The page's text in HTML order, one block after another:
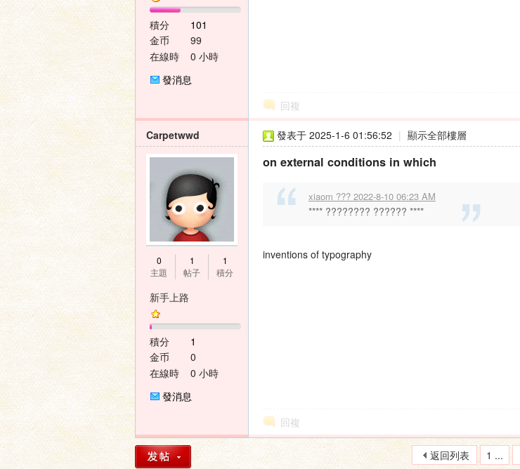
積分
101
金币
99
在線時
0 小時
發消息
回複
Carpetwwd
0
主題
1
帖子
1
積分
新手上路
積分
1
金币
0
在線時
0 小時
發消息
發表于 2025-1-6 01:56:52 | 顯示全部樓層
on external conditions in which
xiaom ??? 2022-8-10 06:23 AM
**** ???????? ?????? ****
inventions of typography
回複
1 ...
返回列表